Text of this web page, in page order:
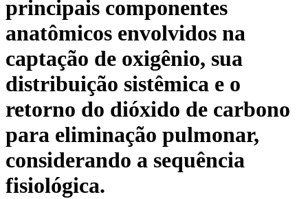
principais componentes
anatômicos envolvidos na
captação de oxigênio, sua
distribuição sistêmica e o
retorno do dióxido de carbono
para eliminação pulmonar,
considerando a sequência
fisiológica.